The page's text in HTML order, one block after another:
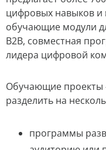
цифровых навыков и
обучающие модули
В2В, совместная
лидера цифровой
Обучающие проекты
разделить на
программы